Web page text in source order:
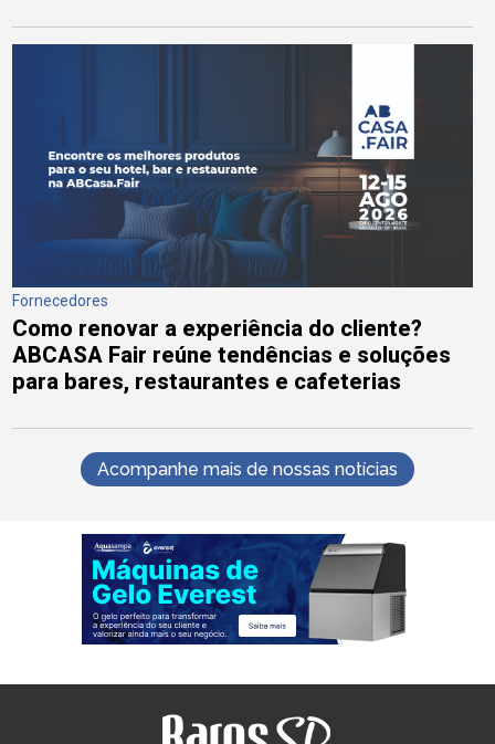
Fornecedores
Como renovar a experiência do cliente?
ABCASA Fair reúne tendências e soluções
para bares, restaurantes e cafeterias
Acompanhe mais de nossas notícias